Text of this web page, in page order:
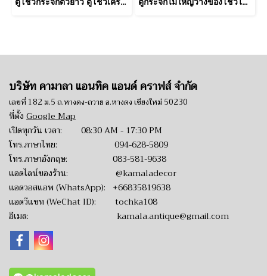
บริษัท คามาลา แอนทิค แอนด์ คราฟส์ จำกัด
เลขที่ 182 ม.5 ถ.หางดง-ถวาย อ.หางดง เชียงใหม่ 50230
ที่ตั้ง Google Map
เปิดทุกวัน เวลา: 08:30 AM - 17:30 PM
โทร.ภาษาไทย: 094-628-5809
โทร.ภาษาอังกฤษ: 083-581-9638
แอดไลน์ของร้าน: @kamaladecor
แอดวอสแอพ (WhatsApp): +66835819638
แอดวีแชท (WeChat ID): tochka108
อีเมล: kamala.antique@gmail.com